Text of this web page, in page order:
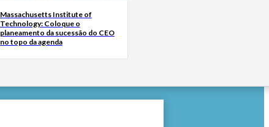
Massachusetts Institute of
Technology: Coloque o
planeamento da sucessão do CEO
no topo da agenda